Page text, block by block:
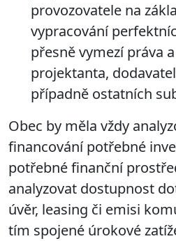
provozovatele na
vypracování
přesně vymezí práva
projektanta,
případně ostatních
Obec by měla vždy
financování potřebné
potřebné finanční
analyzovat dostupnost
úvěr, leasing či emisi
tím spojené úrokové